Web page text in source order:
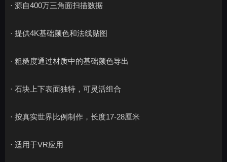
· 源自400万三角面扫描数据
· 提供4K基础颜色和法线贴图
· 粗糙度通过材质中的基础颜色导出
· 石块上下表面独特，可灵活组合
· 按真实世界比例制作，长度17-28厘米
· 适用于VR应用